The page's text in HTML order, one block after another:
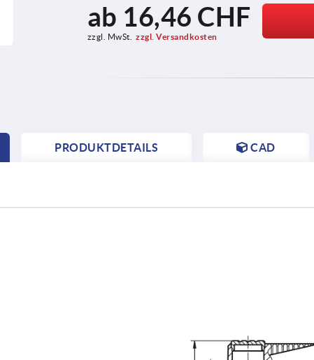
ab 16,46 CHF
zzgl. MwSt. zzgl. Versandkosten
PRODUKTDETAILS CAD